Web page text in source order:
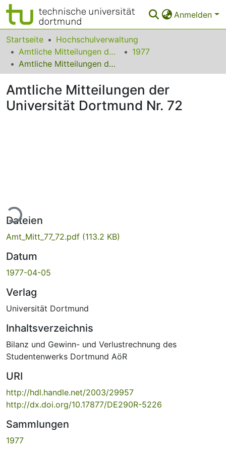
Anmelden
Bereiche & Sammlungen
Das gesamte Repositorium
FAQ
Startseite
Hochschulverwaltung
Amtliche Mitteilungen der Technischen Universität Dortmund
1977
Amtliche Mitteilungen der Universität Dortmund Nr. 72
Amtliche Mitteilungen der
Universität Dortmund Nr. 72
Dateien
Amt_Mitt_77_72.pdf (113.2 KB)
Datum
1977-04-05
Verlag
Universität Dortmund
Inhaltsverzeichnis
Bilanz und Gewinn- und Verlustrechnung des
Studentenwerks Dortmund AöR
URI
http://hdl.handle.net/2003/29957
http://dx.doi.org/10.17877/DE290R-5226
Sammlungen
1977